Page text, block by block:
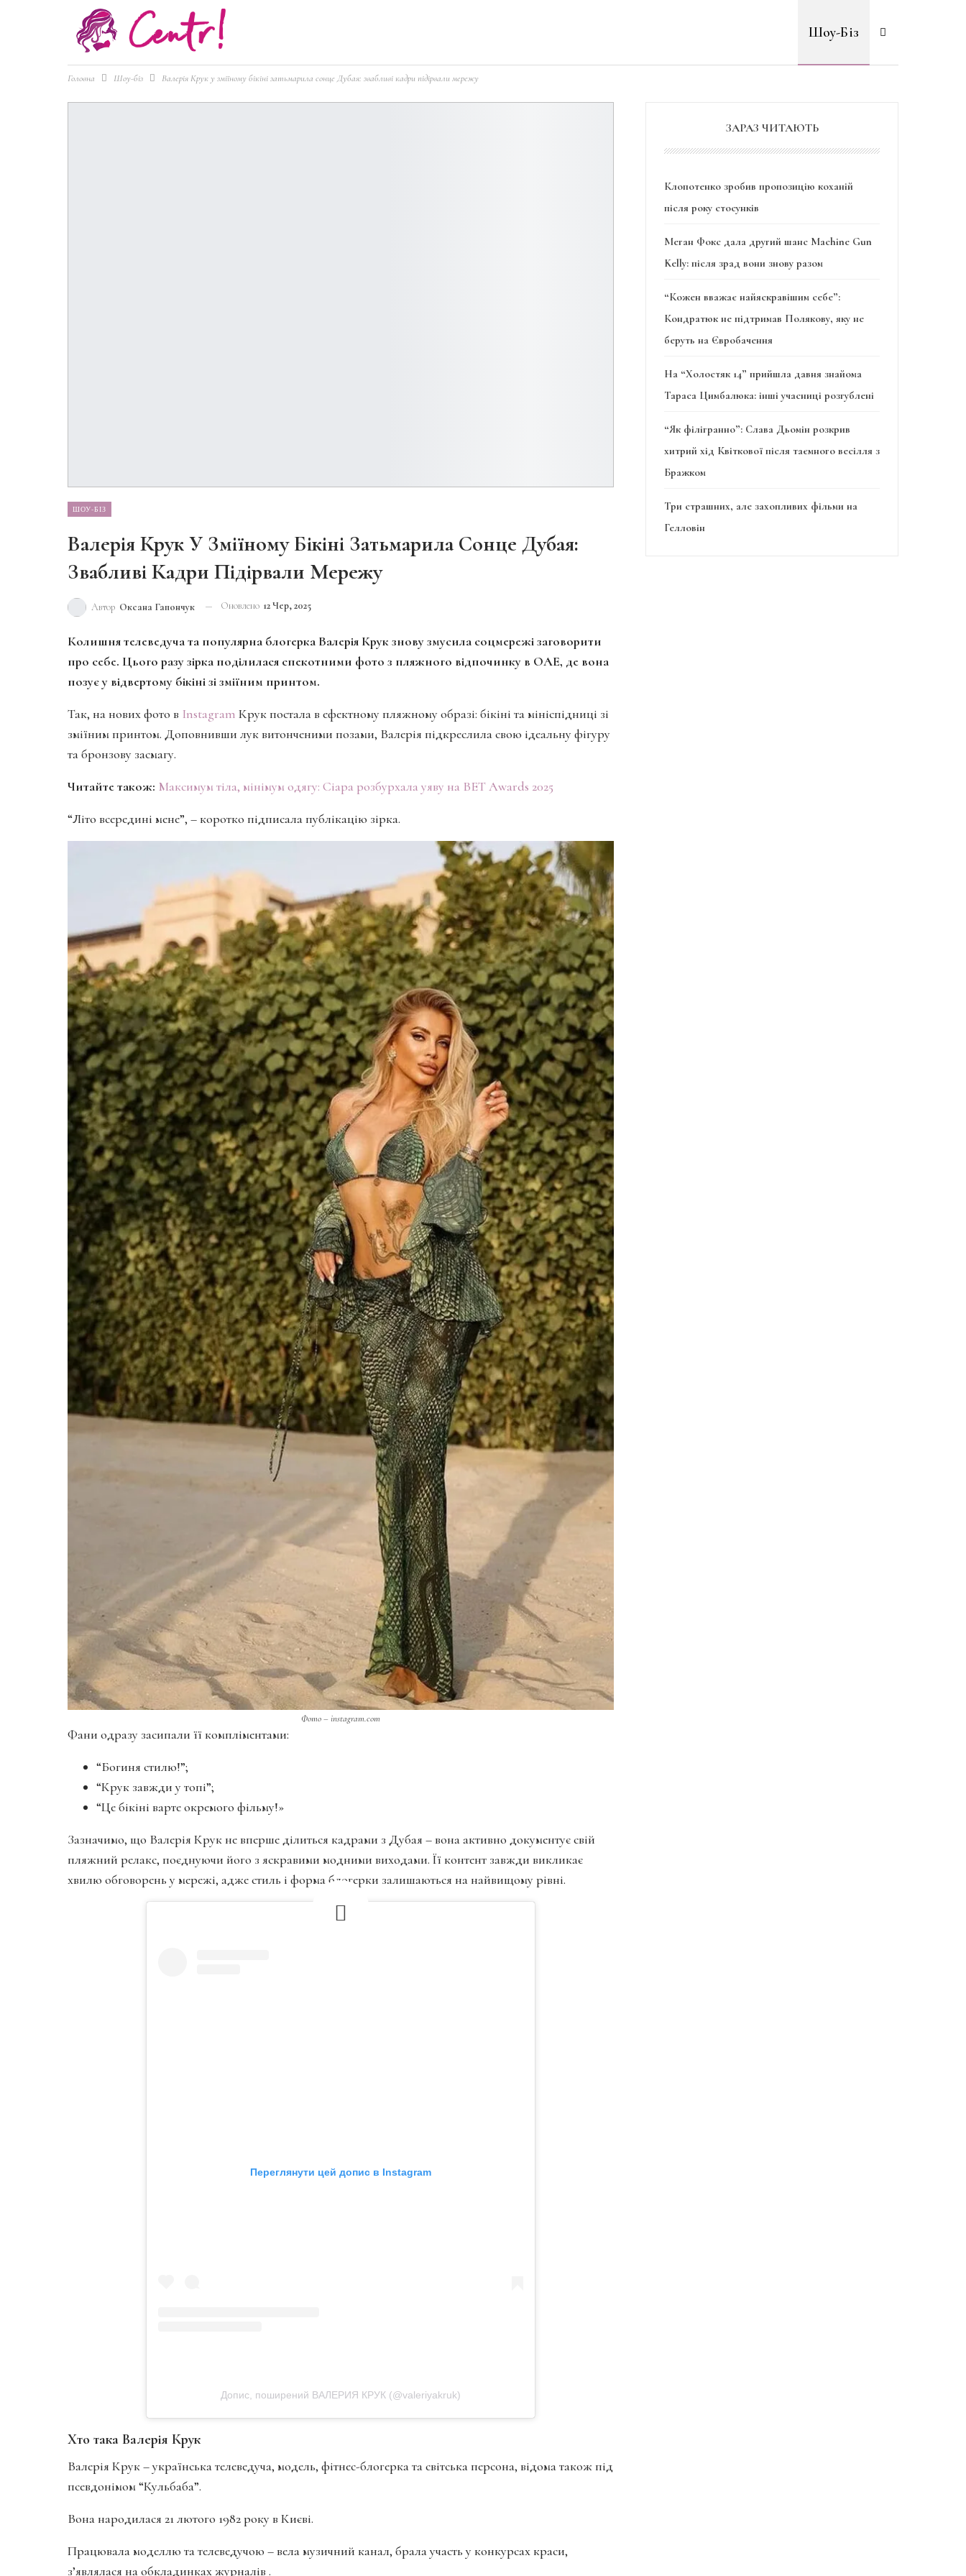
Шоу-Біз
Головна Шоу-біз Валерія Крук у зміїному бікіні затьмарила сонце Дубая: звабливі кадри підірвали мережу
ШОУ-БІЗ
Валерія Крук У Зміїному Бікіні Затьмарила Сонце Дубая:
Звабливі Кадри Підірвали Мережу
Автор Оксана Гапончук Оновлено 12 Чер, 2025
Колишня телеведуча та популярна блогерка Валерія Крук знову змусила соцмережі заговорити
про себе. Цього разу зірка поділилася спекотними фото з пляжного відпочинку в ОАЕ, де вона
позує у відвертому бікіні зі зміїним принтом.
Так, на нових фото в Instagram Крук постала в ефектному пляжному образі: бікіні та мініспідниці зі
зміїним принтом. Доповнивши лук витонченими позами, Валерія підкреслила свою ідеальну фігуру
та бронзову засмагу.
Читайте також: Максимум тіла, мінімум одягу: Сіара розбурхала уяву на BET Awards 2025
“Літо всередині мене”, – коротко підписала публікацію зірка.
Фото – instagram.com
Фани одразу засипали її компліментами:
“Богиня стилю!”;
“Крук завжди у топі”;
“Це бікіні варте окремого фільму!»
Зазначимо, що Валерія Крук не вперше ділиться кадрами з Дубая – вона активно документує свій
пляжний релакс, поєднуючи його з яскравими модними виходами. Її контент завжди викликає
хвилю обговорень у мережі, адже стиль і форма блогерки залишаються на найвищому рівні.
Переглянути цей допис в Instagram
Допис, поширений ВАЛЕРИЯ КРУК (@valeriyakruk)
Хто така Валерія Крук
Валерія Крук – українська телеведуча, модель, фітнес-блогерка та світська персона, відома також під
псевдонімом “Кульбаба”.
Вона народилася 21 лютого 1982 року в Києві.
Працювала моделлю та телеведучою – вела музичний канал, брала участь у конкурсах краси,
з’являлася на обкладинках журналів .
ЗАРАЗ ЧИТАЮТЬ
Клопотенко зробив пропозицію коханій
після року стосунків
Меган Фокс дала другий шанс Machine Gun
Kelly: після зрад вони знову разом
“Кожен вважає найяскравішим себе”:
Кондратюк не підтримав Полякову, яку не
беруть на Євробачення
На “Холостяк 14” прийшла давня знайома
Тараса Цимбалюка: інші учасниці розгублені
“Як філігранно”: Слава Дьомін розкрив
хитрий хід Квіткової після таємного весілля з
Бражком
Три страшних, але захопливих фільми на
Гелловін